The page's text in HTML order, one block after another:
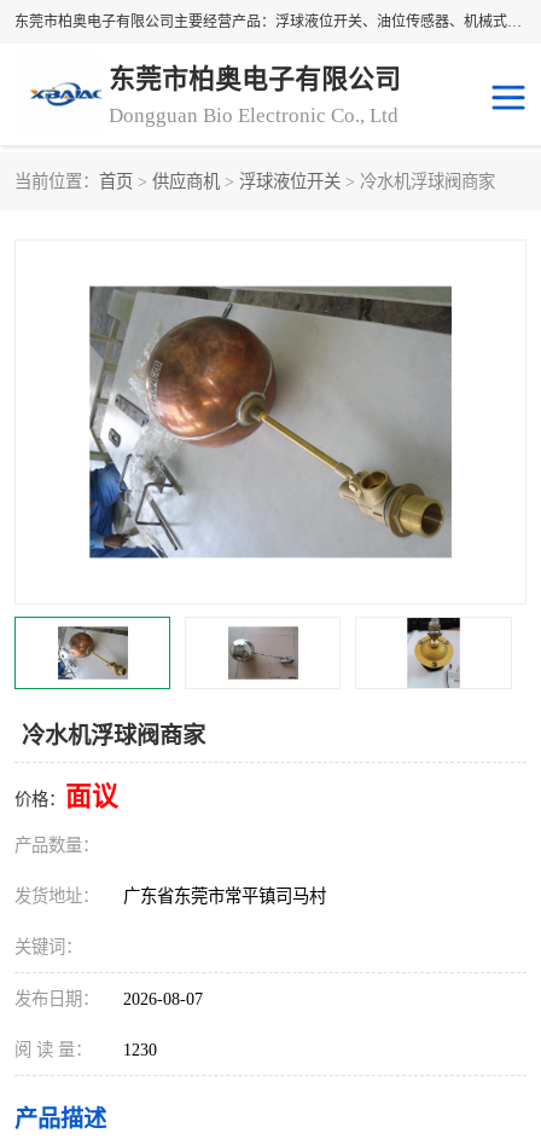
东莞市柏奥电子有限公司主要经营产品：浮球液位开关、油位传感器、机械式油表、浮球液位计、水位控制浮球阀、料位开关，水流开关、油水位控制配套仪表等。柏奥电子，您可信赖的合作伙伴
东莞市柏奥电子有限公司
Dongguan Bio Electronic Co., Ltd
当前位置： 首页 > 供应商机 > 浮球液位开关 > 冷水机浮球阀商家
冷水机浮球阀商家
价格： 面议
产品数量：
发货地址： 广东省东莞市常平镇司马村
关键词：
发布日期： 2026-08-07
阅 读 量： 1230
产品描述
料位开关 油位表
磁性浮球
磁翻板液位计 转速表